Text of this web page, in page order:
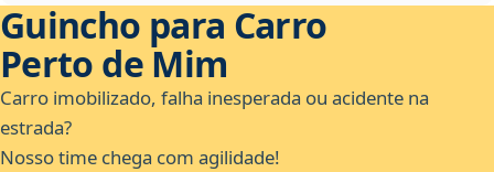
Guincho para Carro
Perto de Mim
Carro imobilizado, falha inesperada ou acidente na
estrada?
Nosso time chega com agilidade!